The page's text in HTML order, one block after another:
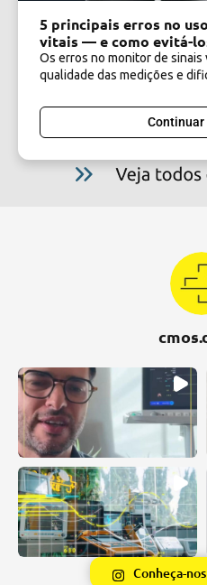
5 principais erros no
vitais — e como evitá-
Os erros no monitor de
qualidade das medições e
Continuar
Conheça-